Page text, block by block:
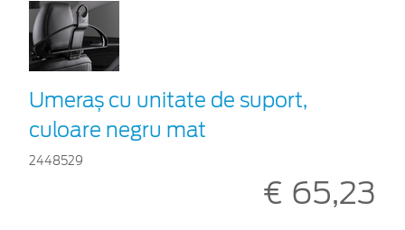
Umeraș cu unitate de suport,
culoare negru mat
2448529
€ 65,23